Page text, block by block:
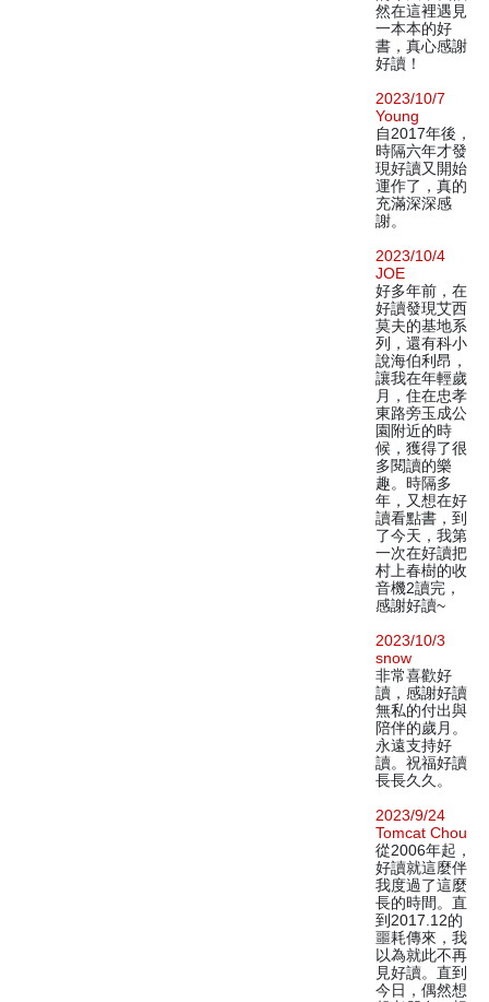
然在這裡遇見
一本本的好
書，真心感謝
好讀！
2023/10/7
Young
自2017年後，
時隔六年才發
現好讀又開始
運作了，真的
充滿深深感
謝。
2023/10/4
JOE
好多年前，在
好讀發現艾西
莫夫的基地系
列，還有科小
說海伯利昂，
讓我在年輕歲
月，住在忠孝
東路旁玉成公
園附近的時
候，獲得了很
多閱讀的樂
趣。時隔多
年，又想在好
讀看點書，到
了今天，我第
一次在好讀把
村上春樹的收
音機2讀完，
感謝好讀~
2023/10/3
snow
非常喜歡好
讀，感謝好讀
無私的付出與
陪伴的歲月。
永遠支持好
讀。祝福好讀
長長久久。
2023/9/24
Tomcat Chou
從2006年起，
好讀就這麼伴
我度過了這麼
長的時間。直
到2017.12的
噩耗傳來，我
以為就此不再
見好讀。直到
今日，偶然想